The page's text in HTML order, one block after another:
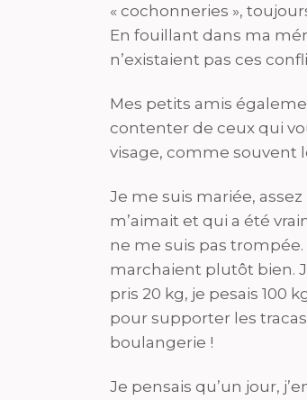
« cochonneries »,
En fouillant dans ma
n’existaient pas ces
Mes petits amis
contenter de ceux qui
visage, comme souvent
Je me suis mariée,
m’aimait et qui a été
ne me suis pas
marchaient plutôt bien.
pris 20 kg, je pesais 100
pour supporter les
boulangerie !
Je pensais qu’un jour,